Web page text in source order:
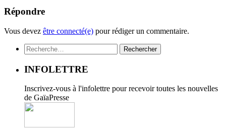
Répondre
Vous devez être connecté(e) pour rédiger un commentaire.
Rechercher :
INFOLETTRE
Inscrivez-vous à l'infolettre pour recevoir toutes les nouvelles
de GaïaPresse